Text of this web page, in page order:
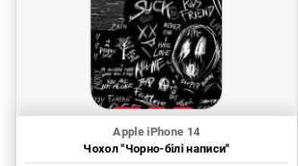
Apple iPhone 14
Чохол "Чорно-білі написи"